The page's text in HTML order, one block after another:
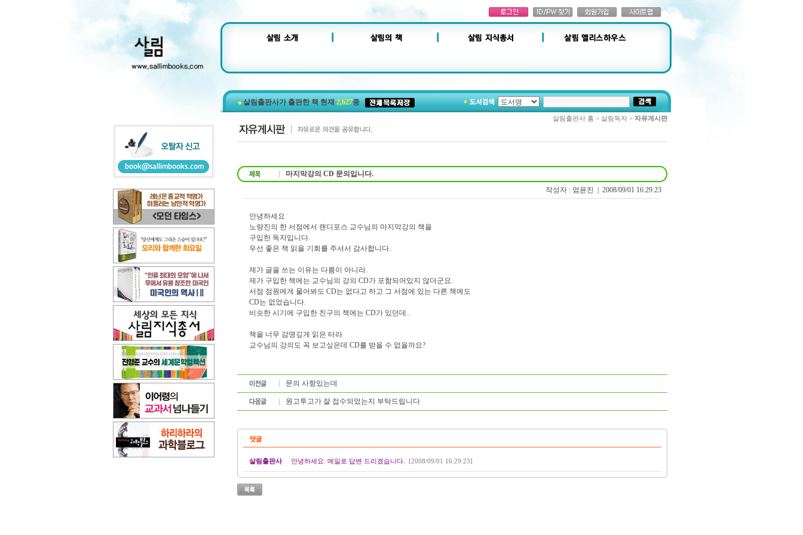
살림출판사가 출판한 책 현재2,627종
살림출판사 홈 > 살림독자 > 자유게시판
마지막강의 CD 문의입니다.
작성자 : 엄윤진 | 2008/09/01 16:29:23
안녕하세요
노량진의 한 서점에서 랜디포스 교수님의 마지막강의 책을
구입한 독자입니다.
우선 좋은 책 읽을 기회를 주셔서 감사합니다.
제가 글을 쓰는 이유는 다름이 아니라.
제가 구입한 책에는 교수님의 강의 CD가 포함되어있지 않더군요.
서점 점원에게 물어봐도 CD는 없다고 하고 그 서점에 있는 다른 책에도
CD는 없었습니다.
비슷한 시기에 구입한 친구의 책에는 CD가 있던데..
책을 너무 감명깊게 읽은 터라
교수님의 강의도 꼭 보고싶은데 CD를 받을 수 없을까요?
문의 사항있는데
원고투고가 잘 접수되었는지 부탁드립니다
살림출판사 안녕하세요. 메일로 답변 드리겠습니다. [2008/09/01 16:29:23]